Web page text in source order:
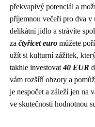
překvapivý potenciál a
příjemnou večeři pro dva v
delikátní jídlo a strávíte
za čtyřicet euro můžete
užít si kulturní zážitek,
takhle investovat40 EUR
vám rozšíří obzory a
je nespočet a záleží jen na
ve skutečnosti hodnotnou